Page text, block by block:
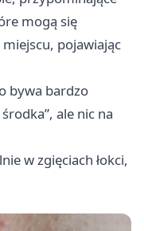
mogą się
pojawiając
bywa bardzo
ale nic na
w zgięciach łokci,